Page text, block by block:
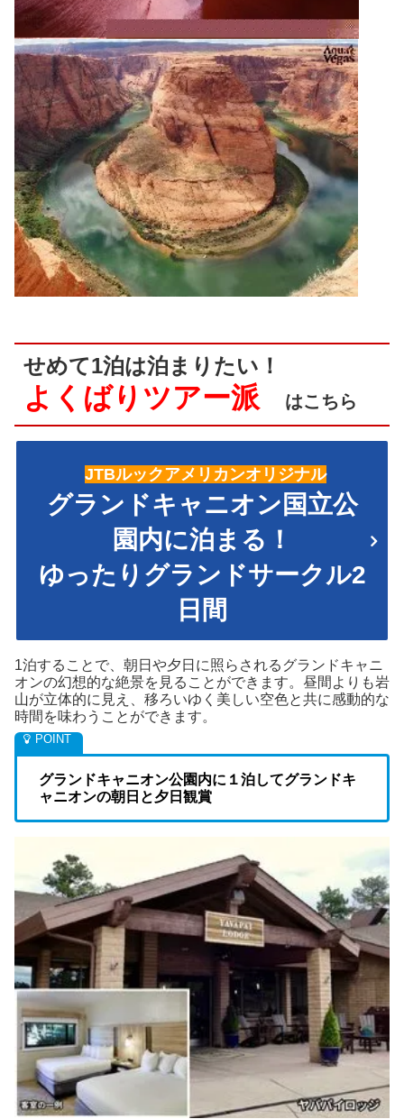
せめて1泊は泊まりたい！
よくばりツアー派 はこちら
JTBルックアメリカンオリジナル
グランドキャニオン国立公
園内に泊まる！
ゆったりグランドサークル2
日間
1泊することで、朝日や夕日に照らされるグランドキャニ
オンの幻想的な絶景を見ることができます。昼間よりも岩
山が立体的に見え、移ろいゆく美しい空色と共に感動的な
時間を味わうことができます。
グランドキャニオン公園内に１泊してグランドキ
ャニオンの朝日と夕日観賞